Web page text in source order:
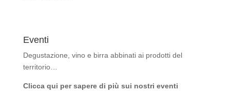
Eventi
Degustazione, vino e birra abbinati ai prodotti del
territorio…
Clicca qui per sapere di più sui nostri eventi